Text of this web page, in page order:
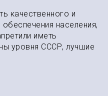
качественного и
населения,
иметь
уровня СССР, лучшие